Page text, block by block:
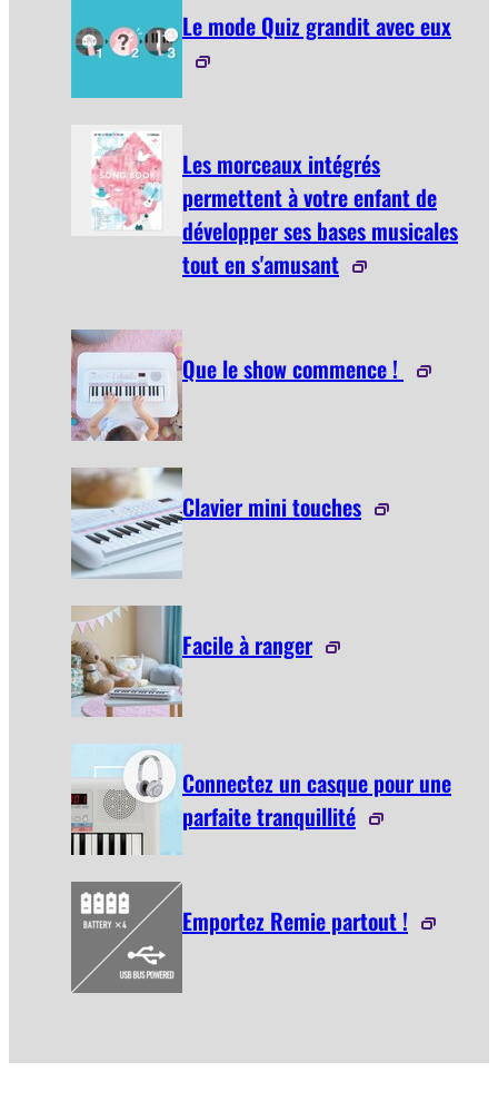
Le mode Quiz grandit avec eux
Les morceaux intégrés
permettent à votre enfant de
développer ses bases musicales
tout en s'amusant
Que le show commence !
Clavier mini touches
Facile à ranger
Connectez un casque pour une
parfaite tranquillité
Emportez Remie partout !